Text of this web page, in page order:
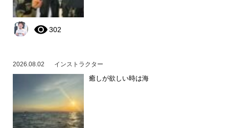
302
2026.08.02 インストラクター
癒しが欲しい時は海